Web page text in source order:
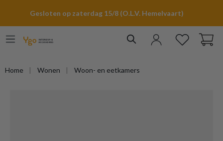
Gesloten op zaterdag 15/8 (O.L.V. Hemelvaart)
Home Wonen Woon- en eetkamers